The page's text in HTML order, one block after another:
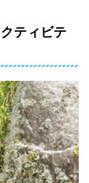
ティビテ